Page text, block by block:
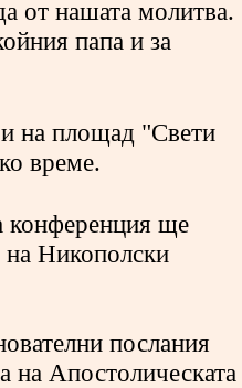
от нашата молитва.
папа и за
на площад "Свети
време.
конференция ще
на Никополски
послания
на Апостолическата